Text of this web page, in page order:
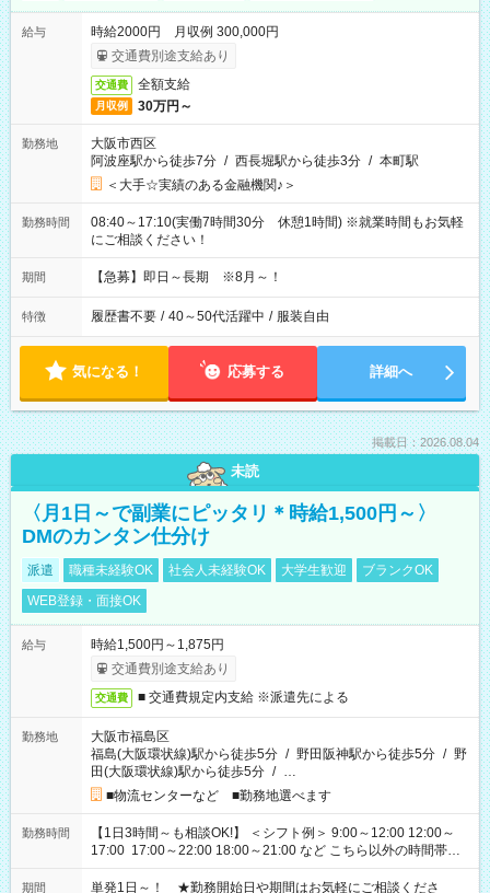
給与
時給2000円 月収例 300,000円
交通費別途支給あり
交通費 全額支給
月収例 30万円～
勤務地
大阪市西区
阿波座駅から徒歩7分 / 西長堀駅から徒歩3分 / 本町駅
＜大手☆実績のある金融機関♪＞
勤務時間
08:40～17:10(実働7時間30分 休憩1時間) ※就業時間もお気軽
にご相談ください！
期間 【急募】即日～長期 ※8月～！
特徴 履歴書不要 / 40～50代活躍中 / 服装自由
気になる！ 応募する 詳細へ
掲載日：2026.08.04
未読
〈月1日～で副業にピッタリ＊時給1,500円～〉
DMのカンタン仕分け
派遣 職種未経験OK 社会人未経験OK 大学生歓迎
ブランクOK
WEB登録・面接OK
給与
時給1,500円～1,875円
交通費別途支給あり
交通費 ■ 交通費規定内支給 ※派遣先による
勤務地
大阪市福島区
福島(大阪環状線)駅から徒歩5分 / 野田阪神駅から徒歩5分 / 野
田(大阪環状線)駅から徒歩5分 / …
■物流センターなど ■勤務地選べます
勤務時間
【1日3時間～も相談OK!】 ＜シフト例＞ 9:00～12:00 12:00～
17:00 17:00～22:00 18:00～21:00 など こちら以外の時間帯も
お気軽にご相談ください！
期間
単発1日～！ ★勤務開始日や期間はお気軽にご相談くださ